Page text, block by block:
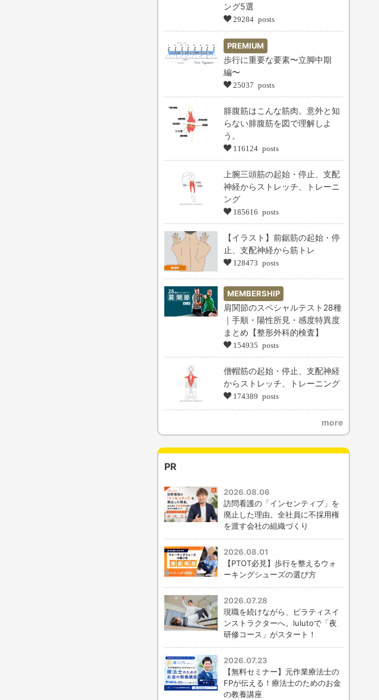
ング5選
29284 posts
PREMIUM
歩行に重要な要素〜立脚中期
編〜
25037 posts
腓腹筋はこんな筋肉。意外と知
らない腓腹筋を図で理解しよ
う。
116124 posts
上腕三頭筋の起始・停止、支配
神経からストレッチ、トレーニ
ング
185616 posts
【イラスト】前鋸筋の起始・停
止、支配神経から筋トレ
128473 posts
MEMBERSHIP
肩関節のスペシャルテスト28種
｜手順・陽性所見・感度特異度
まとめ【整形外科的検査】
154935 posts
僧帽筋の起始・停止、支配神経
からストレッチ、トレーニング
174389 posts
more
PR
2026.08.06
訪問看護の「インセンティブ」を
廃止した理由。全社員に不採用権
を渡す会社の組織づくり
2026.08.01
【PTOT必見】歩行を整えるウォ
ーキングシューズの選び方
2026.07.28
現職を続けながら、ピラティスイ
ンストラクターへ。lulutoで「夜
研修コース」がスタート！
2026.07.23
【無料セミナー】元作業療法士の
FPが伝える！療法士のためのお金
の教養講座